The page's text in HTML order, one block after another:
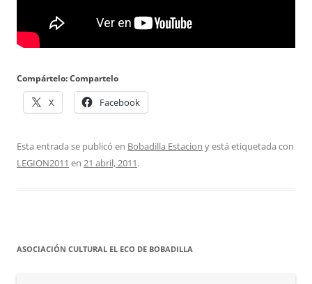
Compártelo: Compartelo
X Facebook
Esta entrada se publicó en Bobadilla Estacion y está etiquetada con
LEGION2011 en 21 abril, 2011.
ASOCIACIÓN CULTURAL EL ECO DE BOBADILLA